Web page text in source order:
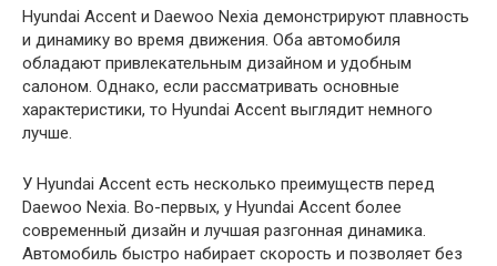
Hyundai Accent и Daewoo Nexia демонстрируют плавность
и динамику во время движения. Оба автомобиля
обладают привлекательным дизайном и удобным
салоном. Однако, если рассматривать основные
характеристики, то Hyundai Accent выглядит немного
лучше.
У Hyundai Accent есть несколько преимуществ перед
Daewoo Nexia. Во-первых, у Hyundai Accent более
современный дизайн и лучшая разгонная динамика.
Автомобиль быстро набирает скорость и позволяет без